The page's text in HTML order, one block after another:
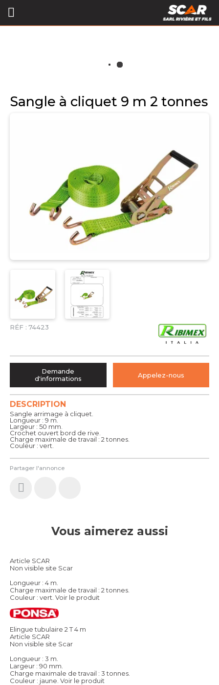
Sangle à cliquet 9 m 2 tonnes
RÉF : 74423
Partager l'annonce
DESCRIPTION
Sangle arrimage à cliquet.
Longueur : 9 m.
Largeur : 50 mm.
Crochet ouvert bord de rive.
Charge maximale de travail : 2 tonnes.
Couleur : vert.
Demande
d'informations
Appelez-nous
Vous aimerez aussi
Article SCAR
Non visible site Scar
Longueur : 4 m.
Charge maximale de travail : 2 tonnes.
Couleur : vert. Voir le produit
Elingue tubulaire 2 T 4 m
Article SCAR
Non visible site Scar
Longueur : 3 m.
Largeur : 90 mm.
Charge maximale de travail : 3 tonnes.
Couleur : jaune. Voir le produit